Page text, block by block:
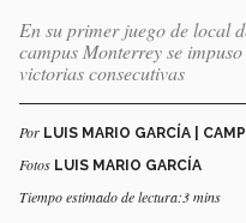
En su primer juego de local
campus Monterrey se
victorias consecutivas
Por LUIS MARIO GARCÍA |
Fotos LUIS MARIO GARCÍA
Tiempo estimado de lectura:3 mins